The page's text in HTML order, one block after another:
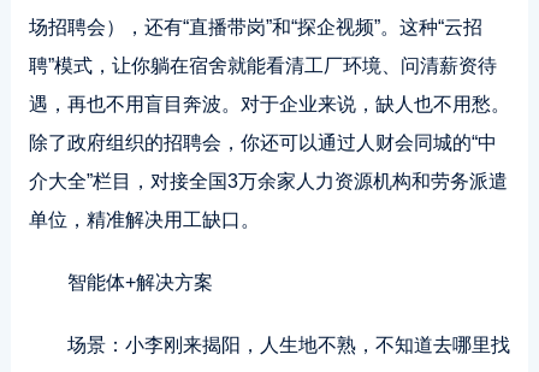
场招聘会），还有“直播带岗”和“探企视频”。这种“云招
聘”模式，让你躺在宿舍就能看清工厂环境、问清薪资待
遇，再也不用盲目奔波。对于企业来说，缺人也不用愁。
除了政府组织的招聘会，你还可以通过人财会同城的“中
介大全”栏目，对接全国3万余家人力资源机构和劳务派遣
单位，精准解决用工缺口。
智能体+解决方案
场景：小李刚来揭阳，人生地不熟，不知道去哪里找